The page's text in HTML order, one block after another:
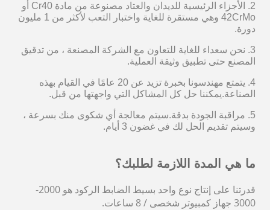
2. الأجزاء الرئيسية للديدان والعتاد مصنوعة من مادة Cr40 أو
42CrMo وهي مستقرة للغاية واختبار التعب لأكثر من 1 مليون
دورة.
3. نحن سعداء للغاية للتعاون مع الشركة المصنعة ، من تدقيق
المصنع حتى تطبيق وثيقة العملية.
4. يتمتع مهندسونا بخبرة تزيد عن 20 عامًا في القيام بهذه
الصناعة.يمكننا حل كل المشاكل التي واجهتها من قبل.
5. مراقبة الجودة بدقة.سيتم معالجة أي شكوى منك بسرعة ،
وسيتم تقديم الحل لك في غضون 3 أيام.
ما هي المدة اللازمة لطلبك؟
قدرتنا على إنتاج نوع واحد بسيط الضابط الركود
هو 2000-
3000 جهاز كمبيوتر شخصى / 8 ساعات.